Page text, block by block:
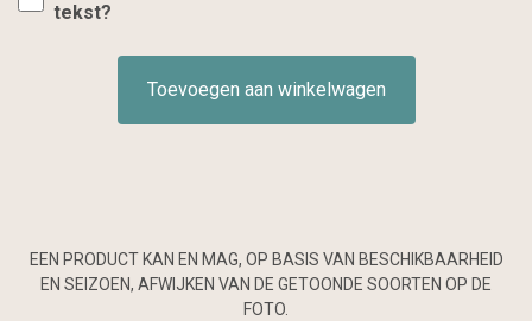
tekst?
Toevoegen aan winkelwagen
EEN PRODUCT KAN EN MAG, OP BASIS VAN BESCHIKBAARHEID
EN SEIZOEN, AFWIJKEN VAN DE GETOONDE SOORTEN OP DE
FOTO.